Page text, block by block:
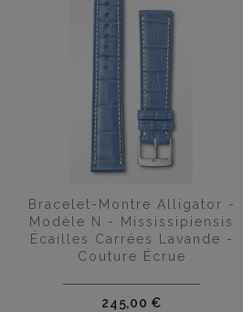
Bracelet-Montre Alligator -
Modèle N - Mississipiensis
Écailles Carrées Lavande -
Couture Écrue
Prix
245,00 €
Aperçu rapide